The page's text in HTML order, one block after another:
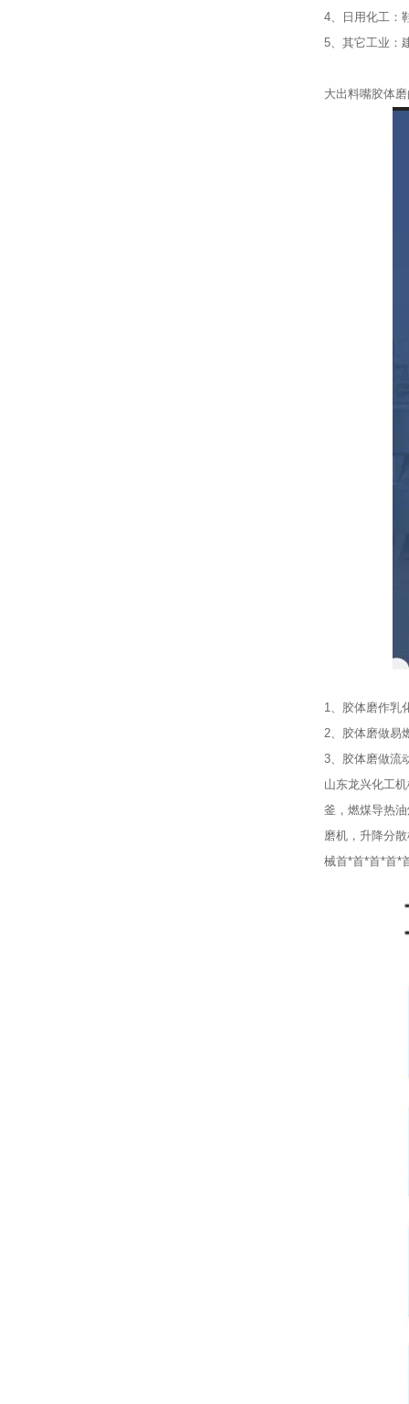
4、日用化工：
5、其它工业：
大出料嘴胶体
1、胶体磨作乳
2、胶体磨做易
3、胶体磨做流
山东龙兴化工
釜，燃煤导热
磨机，升降分
械首*首*首*首*